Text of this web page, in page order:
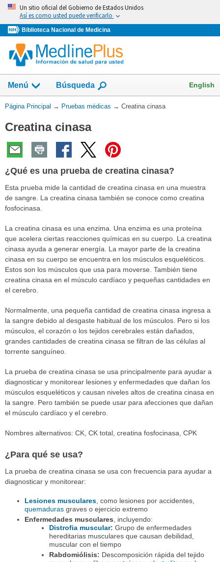
Omita
vaya
al
Contenido
Un sitio oficial del Gobierno de Estados Unidos
Así es como usted puede verificarlo
Biblioteca Nacional de Medicina
Menú
Mostrar
campo
de
Búsqueda English
Usted
aquí:
Página Principal → Pruebas médicas → Creatina cinasa
Creatina cinasa
¿Qué es una prueba de creatina cinasa?
Esta prueba mide la cantidad de creatina cinasa en una muestra
de sangre. La creatina cinasa también se conoce como creatina
fosfocinasa.
La creatina cinasa es una enzima. Una enzima es una proteína
que acelera ciertas reacciones químicas en su cuerpo. La creatina
cinasa ayuda a generar energía. La mayor parte de la creatina
cinasa en su cuerpo se encuentra en los músculos esqueléticos.
Estos son los músculos que usa para moverse. También tiene
creatina cinasa en el músculo cardíaco y pequeñas cantidades en
el cerebro.
Normalmente, una pequeña cantidad de creatina cinasa ingresa a
la sangre debido al desgaste habitual de los músculos. Pero si los
músculos, el corazón o los tejidos cerebrales están dañados,
grandes cantidades de creatina cinasa se filtran de las células al
torrente sanguíneo.
La prueba de creatina cinasa se usa principalmente para ayudar a
diagnosticar y monitorear lesiones y enfermedades que dañan los
músculos esqueléticos y causan niveles altos de creatina cinasa en
la sangre. Pero también se puede usar para afecciones que dañan
el músculo cardíaco y el cerebro.
Nombres alternativos: CK, CK total, creatina fosfocinasa, CPK
¿Para qué se usa?
La prueba de creatina cinasa se usa con frecuencia para ayudar a
diagnosticar y monitorear:
Lesiones musculares, como lesiones por accidentes,
quemadurasgraves o ejercicio extremo
Enfermedades musculares , incluyendo:
Distrofia muscular: Grupo de enfermedades
hereditarias musculares que causan debilidad,
muscular con el tiempo
Rabdomiólisis: Descomposición rápida del tejido